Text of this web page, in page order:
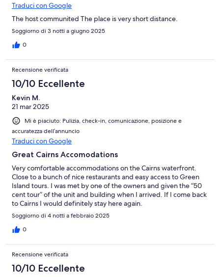
Traduci con Google
The host communited The place is very short distance.
Soggiorno di 3 notti a giugno 2025
0
Recensione verificata
10/10 Eccellente
Kevin M.
21 mar 2025
Mi è piaciuto: Pulizia, check-in, comunicazione, posizione e
accuratezza dell’annuncio
Traduci con Google
Great Cairns Accomodations
Very comfortable accommodations on the Cairns waterfront.
Close to a bunch of nice restaurants and easy access to Green
Island tours. I was met by one of the owners and given the “50
cent tour” of the unit and building when I arrived. If I come back
to Cairns I would definitely stay here again.
Soggiorno di 4 notti a febbraio 2025
0
Recensione verificata
10/10 Eccellente